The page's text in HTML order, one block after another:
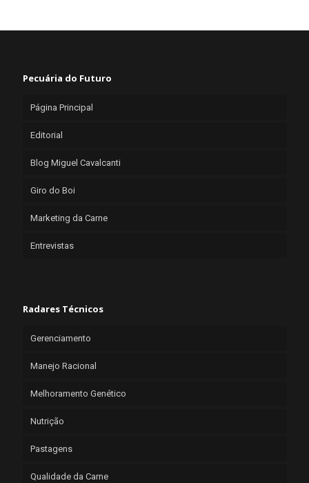
Pecuária do Futuro
Página Principal
Editorial
Blog Miguel Cavalcanti
Giro do Boi
Marketing da Carne
Entrevistas
Radares Técnicos
Gerenciamento
Manejo Racional
Melhoramento Genético
Nutrição
Pastagens
Qualidade da Carne